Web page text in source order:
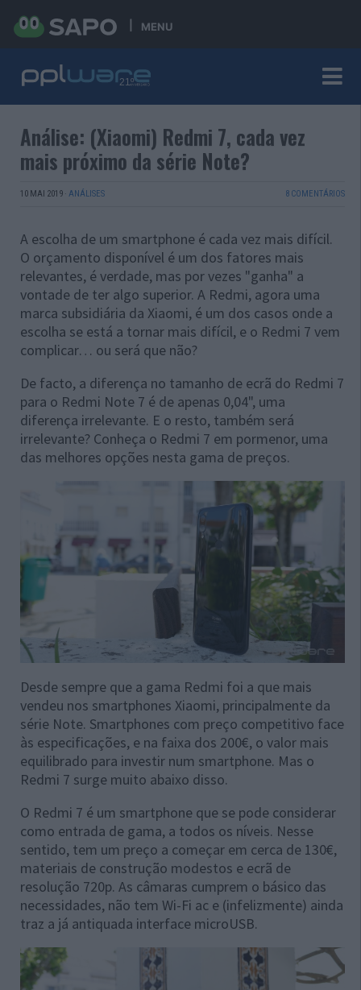
MENU
Análise: (Xiaomi) Redmi 7, cada vez
mais próximo da série Note?
10 MAI 2019 · ANÁLISES 8 COMENTÁRIOS
A escolha de um smartphone é cada vez mais difícil.
O orçamento disponível é um dos fatores mais
relevantes, é verdade, mas por vezes "ganha" a
vontade de ter algo superior. A Redmi, agora uma
marca subsidiária da Xiaomi, é um dos casos onde a
escolha se está a tornar mais difícil, e o Redmi 7 vem
complicar… ou será que não?
De facto, a diferença no tamanho de ecrã do Redmi 7
para o Redmi Note 7 é de apenas 0,04", uma
diferença irrelevante. E o resto, também será
irrelevante? Conheça o Redmi 7 em pormenor, uma
das melhores opções nesta gama de preços.
Desde sempre que a gama Redmi foi a que mais
vendeu nos smartphones Xiaomi, principalmente da
série Note. Smartphones com preço competitivo face
às especificações, e na faixa dos 200€, o valor mais
equilibrado para investir num smartphone. Mas o
Redmi 7 surge muito abaixo disso.
O Redmi 7 é um smartphone que se pode considerar
como entrada de gama, a todos os níveis. Nesse
sentido, tem um preço a começar em cerca de 130€,
materiais de construção modestos e ecrã de
resolução 720p. As câmaras cumprem o básico das
necessidades, não tem Wi-Fi ac e (infelizmente) ainda
traz a já antiquada interface microUSB.